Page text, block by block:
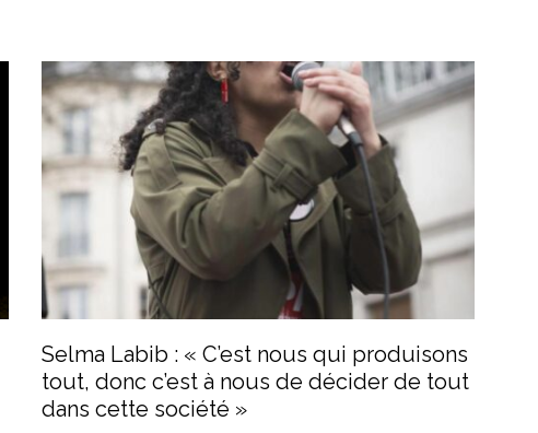
Selma Labib : « C’est nous qui produisons
tout, donc c’est à nous de décider de tout
dans cette société »